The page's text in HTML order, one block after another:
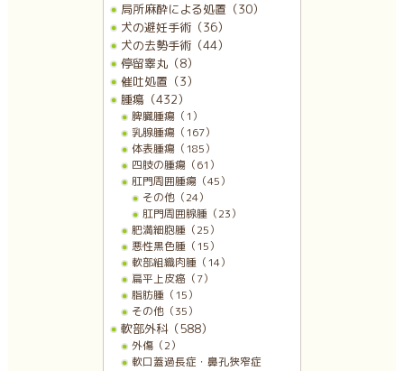
局所麻酔による処置（30）
犬の避妊手術（36）
犬の去勢手術（44）
停留睾丸（8）
催吐処置（3）
腫瘍（432）
脾臓腫瘍（1）
乳腺腫瘍（167）
体表腫瘍（185）
四肢の腫瘍（61）
肛門周囲腫瘍（45）
その他（24）
肛門周囲腺腫（23）
肥満細胞腫（25）
悪性黒色腫（15）
軟部組織肉腫（14）
扁平上皮癌（7）
脂肪腫（15）
その他（35）
軟部外科（588）
外傷（2）
軟口蓋過長症・鼻孔狭窄症